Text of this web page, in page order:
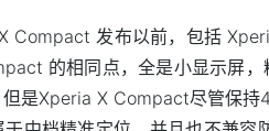
Compact 发布以前，包括
的相同点，全是小显示屏
是Xperia X Compact尽管保持